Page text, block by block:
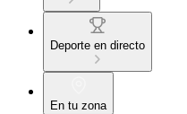
Deporte en directo
En tu zona